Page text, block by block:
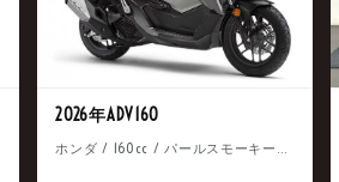
2026年ADV160
ホンダ / 160cc / パールスモーキーグレー